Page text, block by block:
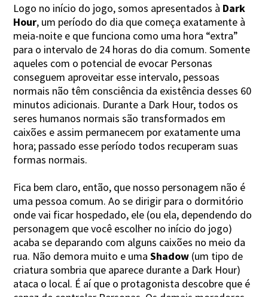
Logo no início do jogo, somos apresentados à Dark
Hour, um período do dia que começa exatamente à
meia-noite e que funciona como uma hora “extra”
para o intervalo de 24 horas do dia comum. Somente
aqueles com o potencial de evocar Personas
conseguem aproveitar esse intervalo, pessoas
normais não têm consciência da existência desses 60
minutos adicionais. Durante a Dark Hour, todos os
seres humanos normais são transformados em
caixões e assim permanecem por exatamente uma
hora; passado esse período todos recuperam suas
formas normais.
Fica bem claro, então, que nosso personagem não é
uma pessoa comum. Ao se dirigir para o dormitório
onde vai ficar hospedado, ele (ou ela, dependendo do
personagem que você escolher no início do jogo)
acaba se deparando com alguns caixões no meio da
rua. Não demora muito e umaShadow (um tipo de
criatura sombria que aparece durante a Dark Hour)
ataca o local. É aí que o protagonista descobre que é